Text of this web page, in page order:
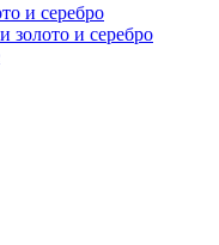
и серебро
золото и серебро